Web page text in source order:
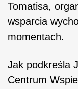
Tomatisa,
wsparcia
momentach.
Jak podkreśla
Centrum